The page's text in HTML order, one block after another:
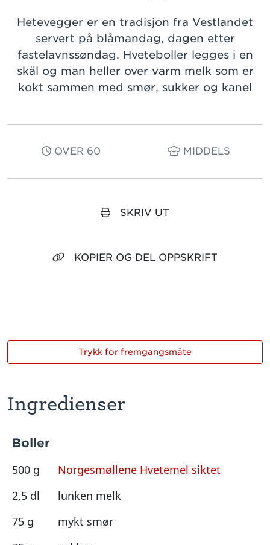
Hetevegger er en tradisjon fra Vestlandet
servert på blåmandag, dagen etter
fastelavnssøndag. Hveteboller legges i en
skål og man heller over varm melk som er
kokt sammen med smør, sukker og kanel
OVER 60 MIDDELS
SKRIV UT
KOPIER OG DEL OPPSKRIFT
Ingredienser
Boller
500 g
Norgesmøllene Hvetemel siktet
2,5 dl
lunken melk
75 g
mykt smør
Trykk for fremgangsmåte